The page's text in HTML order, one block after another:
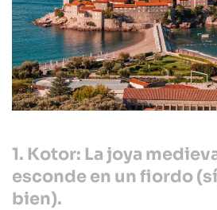
1. Kotor: La joya
esconde en un fiordo
bien).